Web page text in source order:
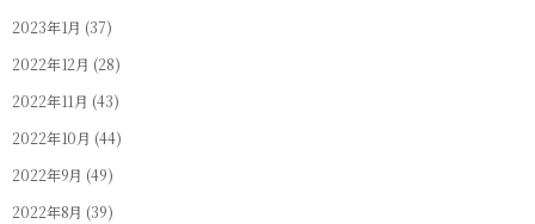
2023年1月 (37)
2022年12月 (28)
2022年11月 (43)
2022年10月 (44)
2022年9月 (49)
2022年8月 (39)